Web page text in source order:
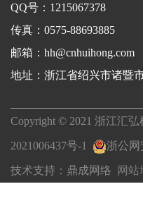
QQ号：1215067378
传真：0575-88693885
邮箱：hh@cnhuihong.com
地址：浙江省绍兴市诸暨
Copyright © 2021 浙江汇
2021006437号-1 浙公网
技术支持： 鼎成网络 网站